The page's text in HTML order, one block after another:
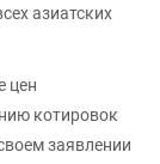
азиатских
цен
котировок
заявлении